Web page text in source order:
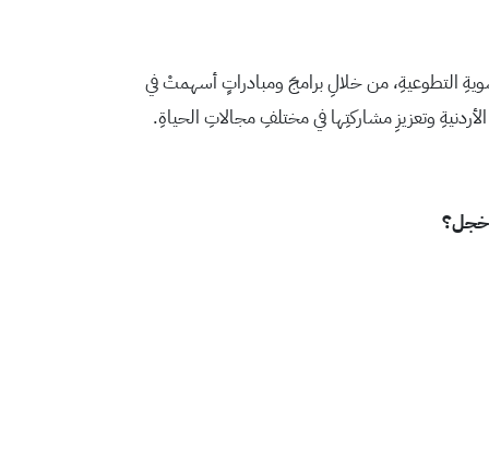
التطوعيةِ، من خلالِ برامجَ ومبادراتٍ أسهمتْ في
وتعزيزِ مشاركتِها في مختلفِ مجالاتِ الحياةِ.
خجل؟